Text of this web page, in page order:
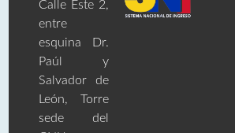
Calle Este 2,
entre
esquina Dr.
Paúl y
Salvador de
León, Torre
sede del